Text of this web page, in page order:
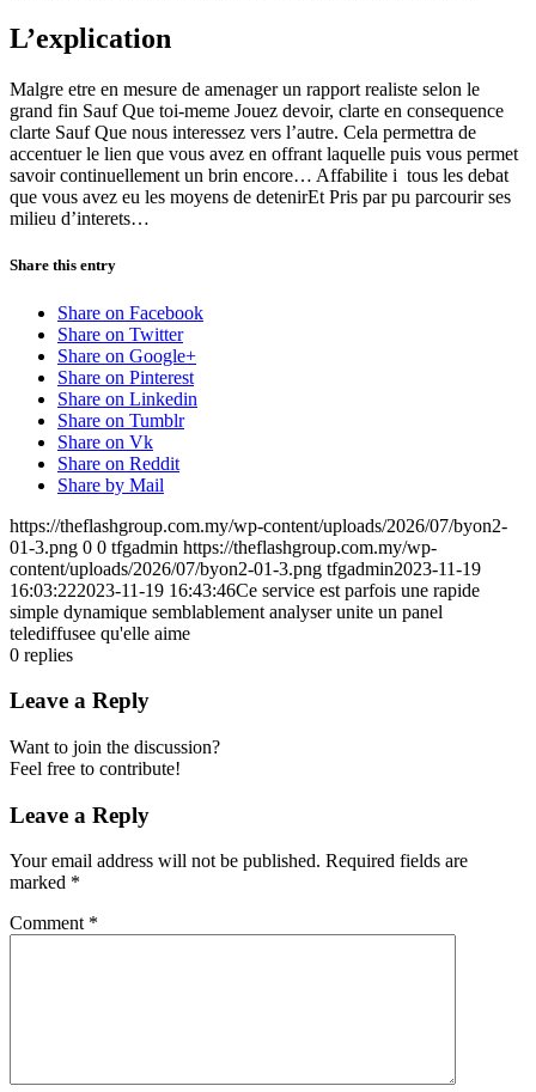
L’explication
Malgre etre en mesure de amenager un rapport realiste selon le
grand fin Sauf Que toi-meme Jouez devoir, clarte en consequence
clarte Sauf Que nous interessez vers l’autre. Cela permettra de
accentuer le lien que vous avez en offrant laquelle puis vous permet
savoir continuellement un brin encore… Affabilite i tous les debat
que vous avez eu les moyens de detenirEt Pris par pu parcourir ses
milieu d’interets…
Share this entry
Share on Facebook
Share on Twitter
Share on Google+
Share on Pinterest
Share on Linkedin
Share on Tumblr
Share on Vk
Share on Reddit
Share by Mail
https://theflashgroup.com.my/wp-content/uploads/2026/07/byon2-
01-3.png 0 0 tfgadmin https://theflashgroup.com.my/wp-
content/uploads/2026/07/byon2-01-3.png tfgadmin2023-11-19
16:03:222023-11-19 16:43:46Ce service est parfois une rapide
simple dynamique semblablement analyser unite un panel
telediffusee qu'elle aime
0 replies
Leave a Reply
Want to join the discussion?
Feel free to contribute!
Leave a Reply
Your email address will not be published. Required fields are
marked *
Comment *